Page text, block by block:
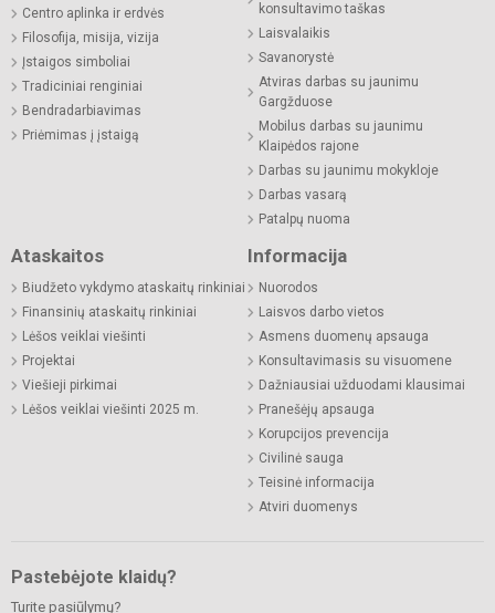
Centro aplinka ir erdvės
Filosofija, misija, vizija
Įstaigos simboliai
Tradiciniai renginiai
Bendradarbiavimas
Priėmimas į įstaigą
konsultavimo taškas
Laisvalaikis
Savanorystė
Atviras darbas su jaunimu
Gargžduose
Mobilus darbas su jaunimu
Klaipėdos rajone
Darbas su jaunimu mokykloje
Darbas vasarą
Patalpų nuoma
Ataskaitos
Biudžeto vykdymo ataskaitų rinkiniai
Finansinių ataskaitų rinkiniai
Lėšos veiklai viešinti
Projektai
Viešieji pirkimai
Lėšos veiklai viešinti 2025 m.
Informacija
Nuorodos
Laisvos darbo vietos
Asmens duomenų apsauga
Konsultavimasis su visuomene
Dažniausiai užduodami klausimai
Pranešėjų apsauga
Korupcijos prevencija
Civilinė sauga
Teisinė informacija
Atviri duomenys
Pastebėjote klaidų?
Turite pasiūlymų?